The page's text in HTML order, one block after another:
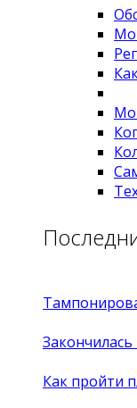
Как пройти